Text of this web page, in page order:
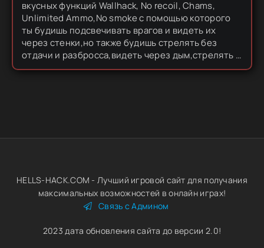
вкусных функций Wallhack, No recoil, Chams,
Unlimited Ammo,No smoke с помощью которого
ты будишь подсвечивать врагов и видеть их
через стенки,но также будишь стрелять без
отдачи и разбросса,видеть через дым,стрелять с
найперки без прицеливания и ещё много чего,по
HELLS-HACK.COM - Лучший игровой сайт для получания
максимальных возможностей в онлайн играх!
Связь с Админом
2023 дата обновления сайта до версии 2.0!